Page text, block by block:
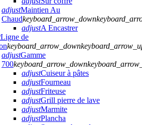
adjustMaintien Au
Chaudkeyboard_arrow_down
adjustA Encastrer
Ligne de
keyboard_arrow_down
adjustGamme
700keyboard_arrow_down
adjustCuiseur à pâtes
adjustFourneau
adjustFriteuse
adjustGrill pierre de lave
adjustMarmite
adjustPlancha